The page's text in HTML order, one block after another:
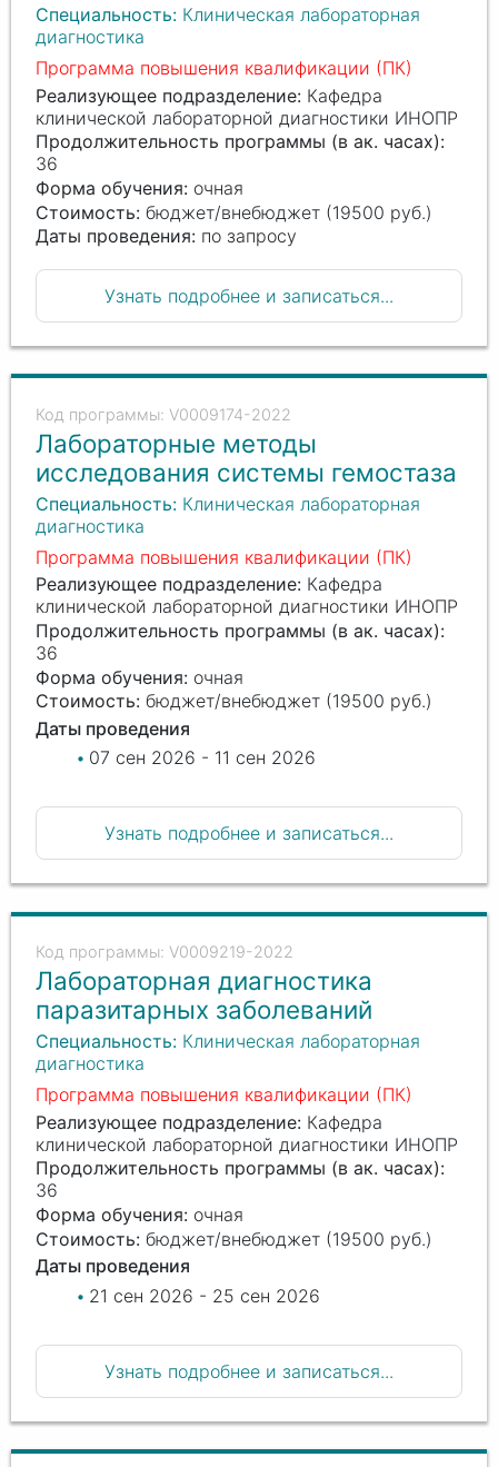
Специальность:
диагностика
Программа повышения квалификации (ПК)
Реализующее подразделение: Кафедра
клинической лабораторной диагностики ИНОПР
Продолжительность программы (в ак. часах):
36
Форма обучения: очная
Стоимость:бюджет/внебюджет (19500 руб.)
Даты проведения: по запросу
Узнать подробнее и записаться...
V0009174-2022
Лабораторные методы
исследования системы гемостаза
Специальность:
диагностика
Программа повышения квалификации (ПК)
Реализующее подразделение: Кафедра
клинической лабораторной диагностики ИНОПР
Продолжительность программы (в ак. часах):
36
Форма обучения: очная
Стоимость:бюджет/внебюджет (19500 руб.)
Даты проведения
07 сен 2026 - 11 сен 2026
Узнать подробнее и записаться...
V0009219-2022
Лабораторная диагностика
паразитарных заболеваний
Специальность:
диагностика
Программа повышения квалификации (ПК)
Реализующее подразделение: Кафедра
клинической лабораторной диагностики ИНОПР
Продолжительность программы (в ак. часах):
36
Форма обучения: очная
Стоимость:бюджет/внебюджет (19500 руб.)
Даты проведения
21 сен 2026 - 25 сен 2026
Узнать подробнее и записаться...